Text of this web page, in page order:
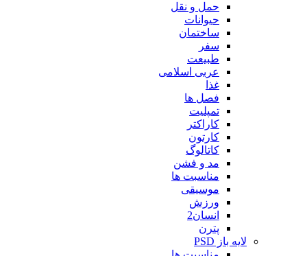
حمل و نقل
حیوانات
ساختمان
سفر
طبیعت
عربی اسلامی
غذا
فصل ها
تمپلیت
کاراکتر
کارتون
کاتالوگ
مد و فشن
مناسبت ها
موسیقی
ورزش
انسان2
پترن
لایه باز PSD